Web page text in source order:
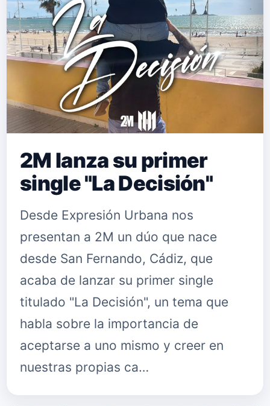
2M lanza su primer
single "La Decisión"
Desde Expresión Urbana nos
presentan a 2M un dúo que nace
desde San Fernando, Cádiz, que
acaba de lanzar su primer single
titulado "La Decisión", un tema que
habla sobre la importancia de
aceptarse a uno mismo y creer en
nuestras propias ca…